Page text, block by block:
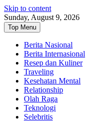
Skip to content
Sunday, August 9, 2026
Top Menu
Berita Nasional
Berita Internasional
Resep dan Kuliner
Traveling
Kesehatan Mental
Relationship
Olah Raga
Teknologi
Selebritis